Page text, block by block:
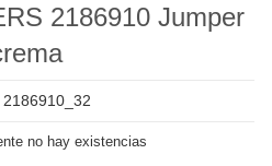
2186910 Jumper
2186910_32
no hay existencias